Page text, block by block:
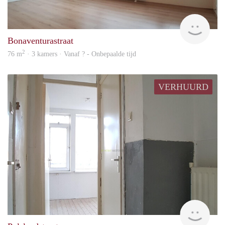
Mark
Bonaventurastraat
76 m2 · 3 kamers · Vanaf ? - Onbepaalde tijd
VERHUURD